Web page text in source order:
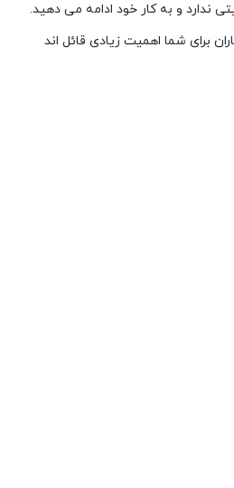
ندارد و به کار خود ادامه می دهید.
برای شما اهمیت زیادی قائل اند